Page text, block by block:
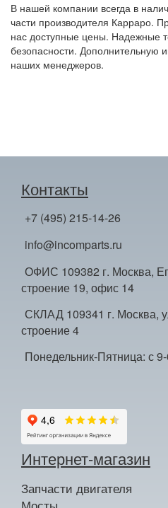
В нашей компании всегда в
части производителя Карраро.
нас доступные цены. Надежные
безопасности.
наших менеджеров.
Контакты
+7 (495) 215-14-26
info@incomparts.ru
ОФИС 109382 г. Москва,
строение 19, офис 14
СКЛАД 109341 г. Москва,
строение 4
Понедельник-Пятница: с
Интернет-магазин
Запчасти двигателя